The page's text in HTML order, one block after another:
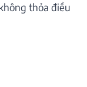
thỏa điều